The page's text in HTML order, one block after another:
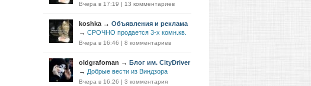
Вчера в 17:19 | 13 комментариев
koshka → Объявления и реклама
→ СРОЧНО продается 3-х комн.кв.
Вчера в 16:46 | 8 комментариев
oldgrafoman → Блог им. CityDriver
→ Добрые вести из Виндзора
Вчера в 16:26 | 3 комментария